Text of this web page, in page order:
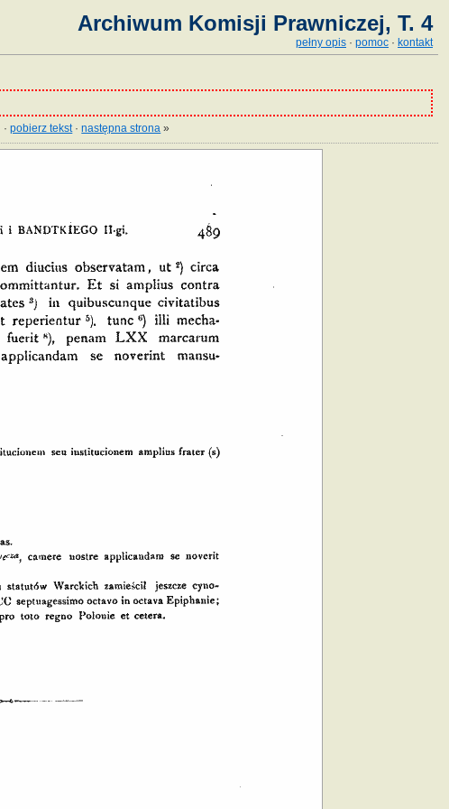
Archiwum Komisji Prawniczej, T. 4
pełny opis · pomoc · kontakt
·pobierz tekst·następna strona »